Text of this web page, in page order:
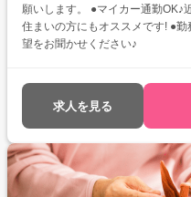
願いします。 ●マイカー通勤OK♪
住まいの方にもオススメです! ●勤務日数・勤務時間のご相談OK!まずは希
望をお聞かせください♪
求人を見る